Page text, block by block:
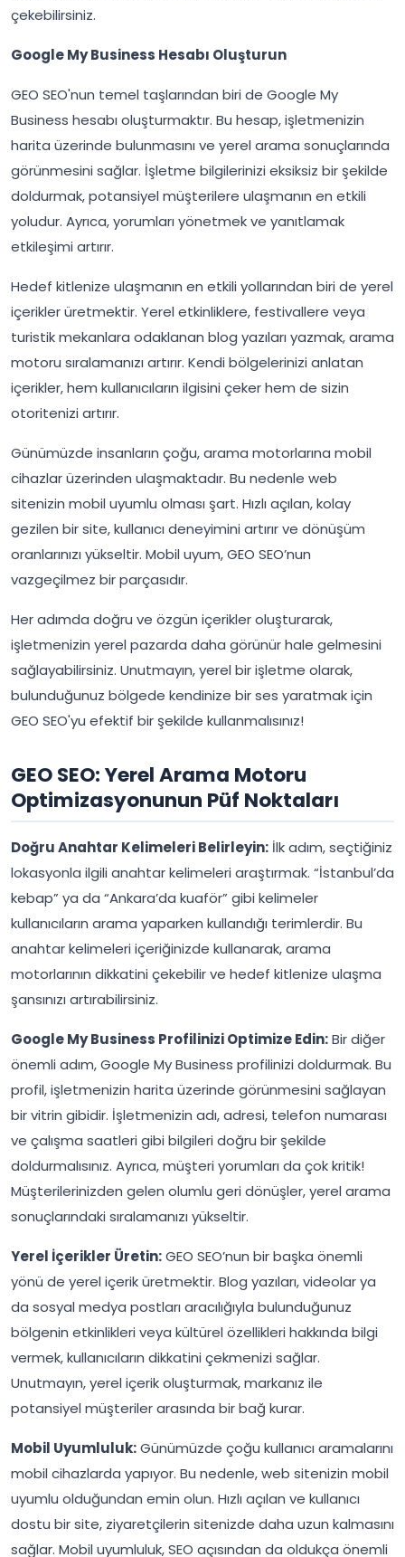
çekebilirsiniz.
Google My Business Hesabı Oluşturun
GEO SEO'nun temel taşlarından biri de Google My
Business hesabı oluşturmaktır. Bu hesap, işletmenizin
harita üzerinde bulunmasını ve yerel arama sonuçlarında
görünmesini sağlar. İşletme bilgilerinizi eksiksiz bir şekilde
doldurmak, potansiyel müşterilere ulaşmanın en etkili
yoludur. Ayrıca, yorumları yönetmek ve yanıtlamak
etkileşimi artırır.
Hedef kitlenize ulaşmanın en etkili yollarından biri de yerel
içerikler üretmektir. Yerel etkinliklere, festivallere veya
turistik mekanlara odaklanan blog yazıları yazmak, arama
motoru sıralamanızı artırır. Kendi bölgelerinizi anlatan
içerikler, hem kullanıcıların ilgisini çeker hem de sizin
otoritenizi artırır.
Günümüzde insanların çoğu, arama motorlarına mobil
cihazlar üzerinden ulaşmaktadır. Bu nedenle web
sitenizin mobil uyumlu olması şart. Hızlı açılan, kolay
gezilen bir site, kullanıcı deneyimini artırır ve dönüşüm
oranlarınızı yükseltir. Mobil uyum, GEO SEO’nun
vazgeçilmez bir parçasıdır.
Her adımda doğru ve özgün içerikler oluşturarak,
işletmenizin yerel pazarda daha görünür hale gelmesini
sağlayabilirsiniz. Unutmayın, yerel bir işletme olarak,
bulunduğunuz bölgede kendinize bir ses yaratmak için
GEO SEO'yu efektif bir şekilde kullanmalısınız!
GEO SEO: Yerel Arama Motoru
Optimizasyonunun Püf Noktaları
Doğru Anahtar Kelimeleri Belirleyin: İlk adım, seçtiğiniz
lokasyonla ilgili anahtar kelimeleri araştırmak. “İstanbul’da
kebap” ya da “Ankara’da kuaför” gibi kelimeler
kullanıcıların arama yaparken kullandığı terimlerdir. Bu
anahtar kelimeleri içeriğinizde kullanarak, arama
motorlarının dikkatini çekebilir ve hedef kitlenize ulaşma
şansınızı artırabilirsiniz.
Google My Business Profilinizi Optimize Edin:Bir diğer
önemli adım, Google My Business profilinizi doldurmak. Bu
profil, işletmenizin harita üzerinde görünmesini sağlayan
bir vitrin gibidir. İşletmenizin adı, adresi, telefon numarası
ve çalışma saatleri gibi bilgileri doğru bir şekilde
doldurmalısınız. Ayrıca, müşteri yorumları da çok kritik!
Müşterilerinizden gelen olumlu geri dönüşler, yerel arama
sonuçlarındaki sıralamanızı yükseltir.
Yerel İçerikler Üretin:GEO SEO’nun bir başka önemli
yönü de yerel içerik üretmektir. Blog yazıları, videolar ya
da sosyal medya postları aracılığıyla bulunduğunuz
bölgenin etkinlikleri veya kültürel özellikleri hakkında bilgi
vermek, kullanıcıların dikkatini çekmenizi sağlar.
Unutmayın, yerel içerik oluşturmak, markanız ile
potansiyel müşteriler arasında bir bağ kurar.
Mobil Uyumluluk:Günümüzde çoğu kullanıcı aramalarını
mobil cihazlarda yapıyor. Bu nedenle, web sitenizin mobil
uyumlu olduğundan emin olun. Hızlı açılan ve kullanıcı
dostu bir site, ziyaretçilerin sitenizde daha uzun kalmasını
sağlar. Mobil uyumluluk, SEO açısından da oldukça önemli